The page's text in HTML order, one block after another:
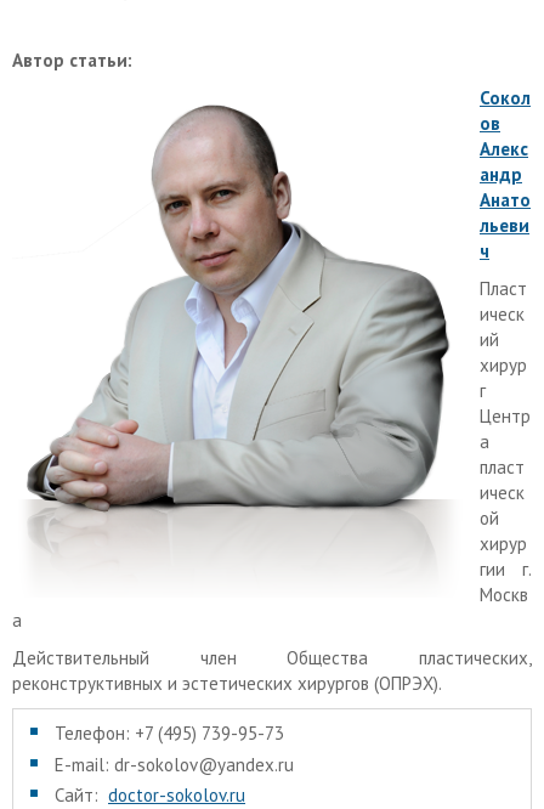
Автор статьи:
Сокол
ов
Алекс
андр
Анато
льеви
ч
Пласт
ическ
ий
хирур
г
Центр
а
пласт
ическ
ой
хирур
гии г.
Москв
а
Действительный член Общества пластических,
реконструктивных и эстетических хирургов (ОПРЭХ).
Телефон: +7 (495) 739-95-73
E-mail: dr-sokolov@yandex.ru
Сайт: doctor-sokolov.ru